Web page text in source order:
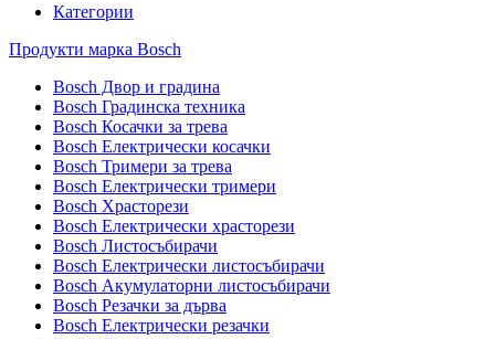
Категории
Продукти марка Bosch
Bosch Двор и градина
Bosch Градинска техника
Bosch Косачки за трева
Bosch Електрически косачки
Bosch Тримери за трева
Bosch Електрически тримери
Bosch Храсторези
Bosch Електрически храсторези
Bosch Листосъбирачи
Bosch Електрически листосъбирачи
Bosch Акумулаторни листосъбирачи
Bosch Резачки за дърва
Bosch Електрически резачки